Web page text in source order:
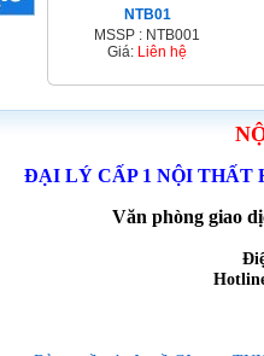
NTB01
MSSP : NTB001
Giá: Liên hệ
ĐẠI LÝ CẤP 1 NỘI THẤT
Văn phòng giao